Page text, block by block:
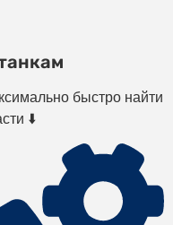
быстро найти
⬇️